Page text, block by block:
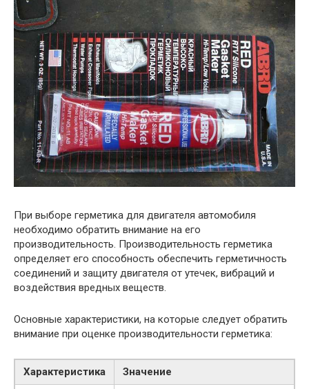
При выборе герметика для двигателя автомобиля
необходимо обратить внимание на его
производительность. Производительность герметика
определяет его способность обеспечить герметичность
соединений и защиту двигателя от утечек, вибраций и
воздействия вредных веществ.
Основные характеристики, на которые следует обратить
внимание при оценке производительности герметика:
Характеристика Значение